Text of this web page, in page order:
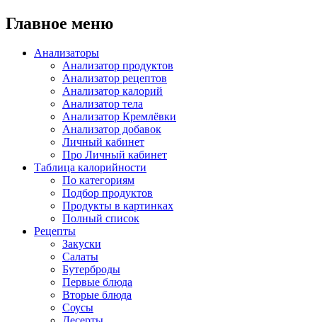
Главное меню
Анализаторы
Анализатор продуктов
Анализатор рецептов
Анализатор калорий
Анализатор тела
Анализатор Кремлёвки
Анализатор добавок
Личный кабинет
Про Личный кабинет
Таблица калорийности
По категориям
Подбор продуктов
Продукты в картинках
Полный список
Рецепты
Закуски
Салаты
Бутерброды
Первые блюда
Вторые блюда
Соусы